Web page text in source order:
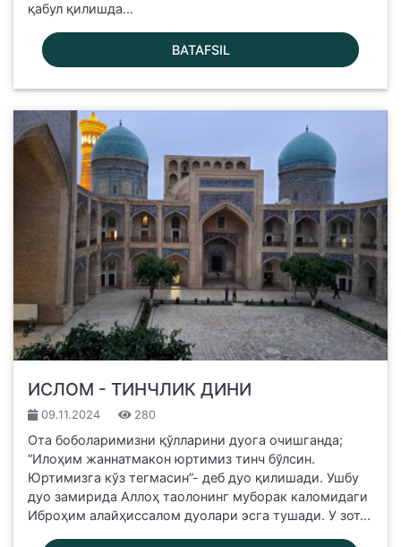
қабул қилишда...
BATAFSIL
ИСЛОМ - ТИНЧЛИК ДИНИ
09.11.2024 280
Ота боболаримизни қўлларини дуога очишганда;
“Илоҳим жаннатмакон юртимиз тинч бўлсин.
Юртимизга кўз тегмасин”- деб дуо қилишади. Ушбу
дуо замирида Аллоҳ таолонинг муборак каломидаги
Иброҳим алайҳиссалом дуолари эсга тушади. У зот...